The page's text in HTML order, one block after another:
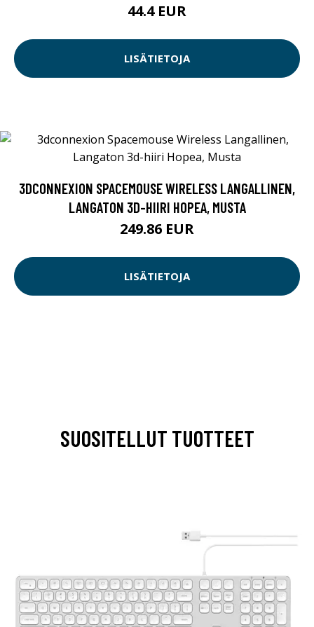
44.4 EUR
LISÄTIETOJA
3DCONNEXION SPACEMOUSE WIRELESS LANGALLINEN,
LANGATON 3D-HIIRI HOPEA, MUSTA
249.86 EUR
LISÄTIETOJA
SUOSITELLUT TUOTTEET